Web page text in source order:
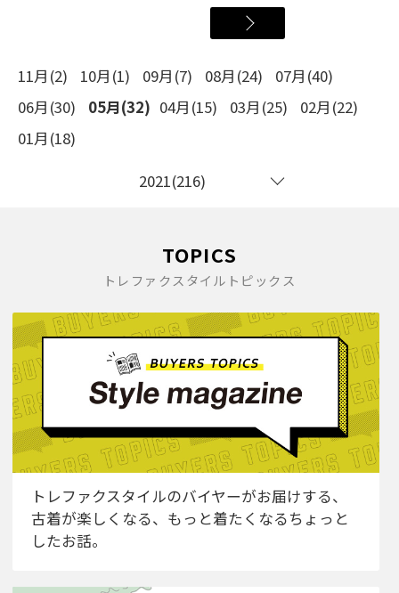
11月(2) 10月(1) 09月(7) 08月(24)
07月(40)
06月(30)
05月(32) 04月(15) 03月(25)
02月(22)
01月(18)
2021(216)
TOPICS
トレファクスタイルトピックス
トレファクスタイルのバイヤーがお届けする、
古着が楽しくなる、もっと着たくなるちょっと
したお話。